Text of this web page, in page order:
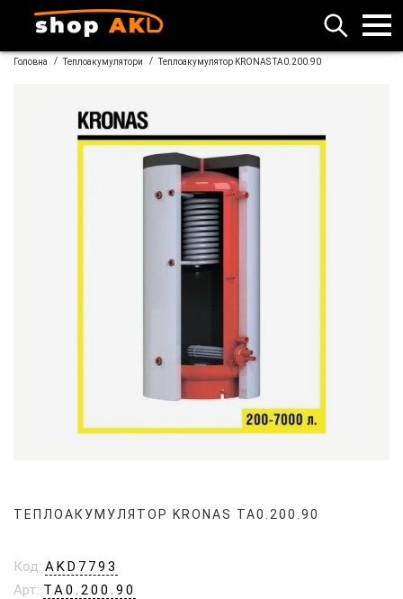
Головна / Теплоакумулятори / Теплоакумулятор KRONAS ТА0.200.90
ТЕПЛОАКУМУЛЯТОР KRONAS ТА0.200.90
Код: AKD7793
Арт: ТА0.200.90